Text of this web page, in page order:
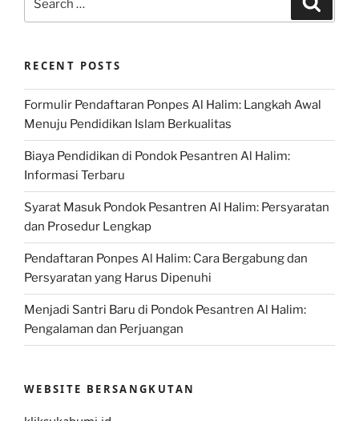
for:
RECENT POSTS
Formulir Pendaftaran Ponpes Al Halim: Langkah Awal
Menuju Pendidikan Islam Berkualitas
Biaya Pendidikan di Pondok Pesantren Al Halim:
Informasi Terbaru
Syarat Masuk Pondok Pesantren Al Halim: Persyaratan
dan Prosedur Lengkap
Pendaftaran Ponpes Al Halim: Cara Bergabung dan
Persyaratan yang Harus Dipenuhi
Menjadi Santri Baru di Pondok Pesantren Al Halim:
Pengalaman dan Perjuangan
WEBSITE BERSANGKUTAN